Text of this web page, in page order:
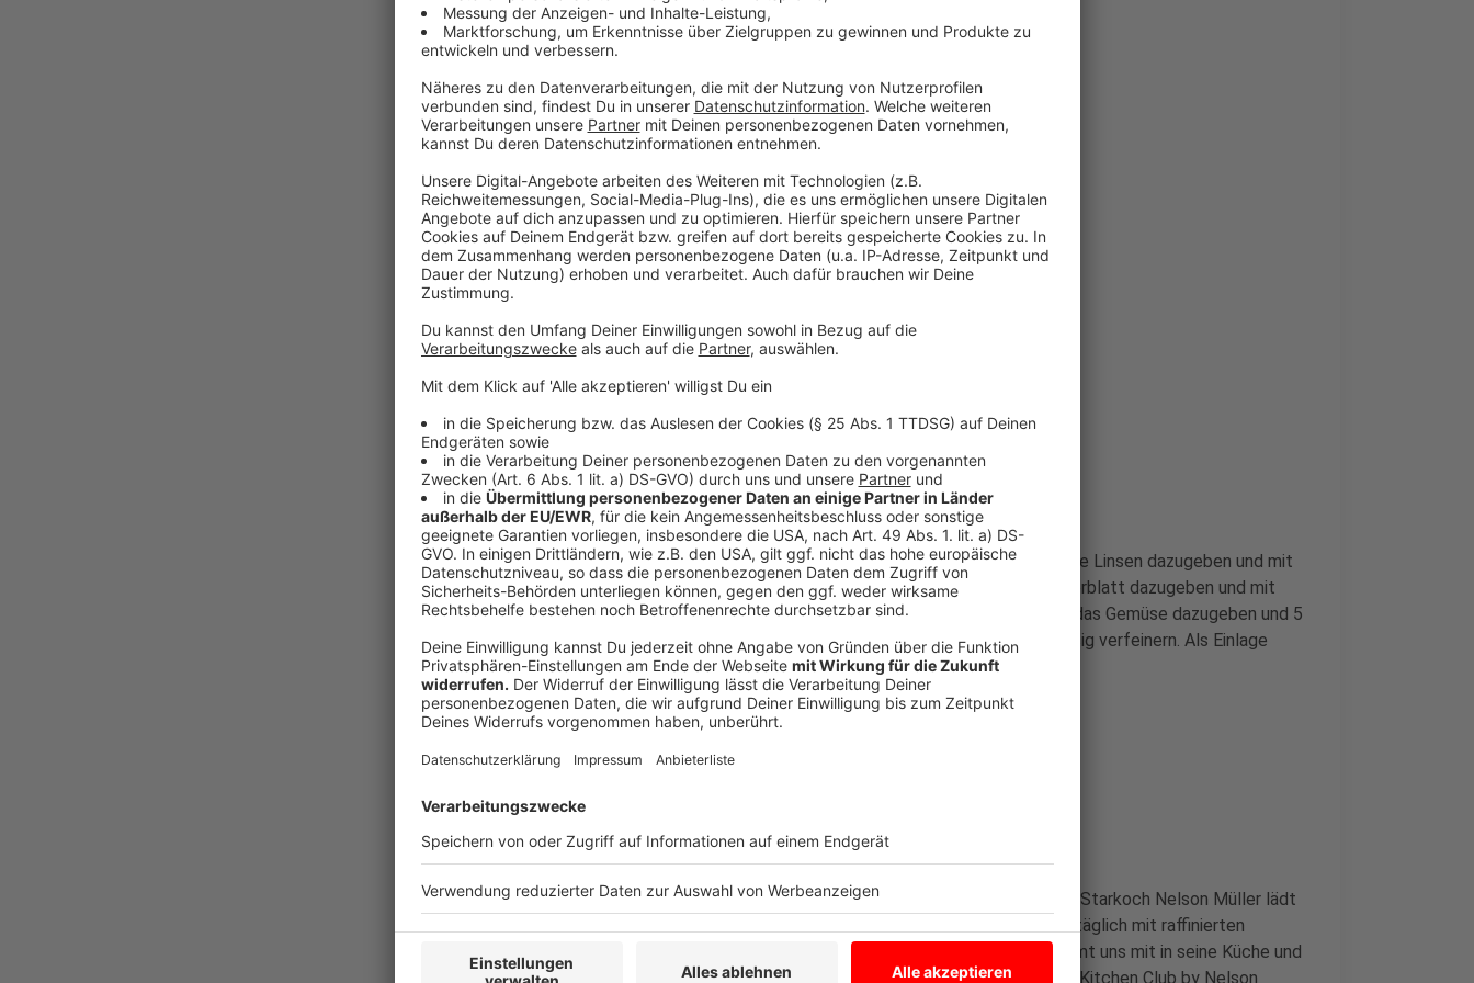
80g durchwachsener Speck fein gewürfelt
50g Schmalz
50g Tomatenmark
1l Rinderbrühe
150g Möhren gewürfelt 1cm
150g Sellerie gewürfelt 1 cm
150g Lauch gewürfelt 1 cm
150g Kartoffel festkochend gewürfelt 1 cm
1 Lorbeerblatt
Salz
Essig
Und so bereitet ihr das Essen zu:
Anzeige
Den Speck und die Zwiebeln in dem Schmalz anschwitzen. Die Linsen dazugeben und mit
dem Tomatenmark verrühren. Mit der Brühe auffüllen, Lorbeerblatt dazugeben und mit
Salz und Pfeffer abschmecken. 25 Minuten köcheln lassen, das Gemüse dazugeben und 5
Minuten mit garen. Nochmal abschmecken und mit wenig Essig verfeinern. Als Einlage
nehme ich Wiener Würstchen.
Anzeige
Bei euch läuft das Radio in der Küche, bei uns die Küche im Radio. Starkoch Nelson Müller lädt
uns exklusiv in seinen Kitchen Club ein. Ab sofort versorgt er uns täglich mit raffinierten
Rezepten zum Nachkochen oder Nachkochen lassen. Nelson nimmt uns mit in seine Küche und
weiht uns in die Geheimnisse eines bekannten Profikochs ein. Der Kitchen Club by Nelson